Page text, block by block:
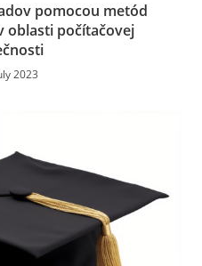
pomocou metód
oblasti počítačovej
2023